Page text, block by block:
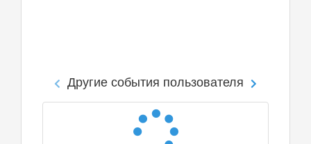
Другие события пользователя